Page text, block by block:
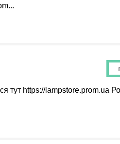
...
тут https://lampstore.prom.ua